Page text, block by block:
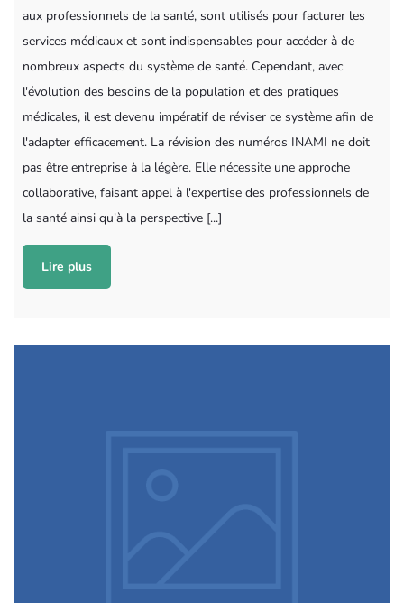
aux professionnels de la santé, sont utilisés pour facturer les
services médicaux et sont indispensables pour accéder à de
nombreux aspects du système de santé. Cependant, avec
l'évolution des besoins de la population et des pratiques
médicales, il est devenu impératif de réviser ce système afin de
l'adapter efficacement. La révision des numéros INAMI ne doit
pas être entreprise à la légère. Elle nécessite une approche
collaborative, faisant appel à l'expertise des professionnels de
la santé ainsi qu'à la perspective [...]
Lire plus